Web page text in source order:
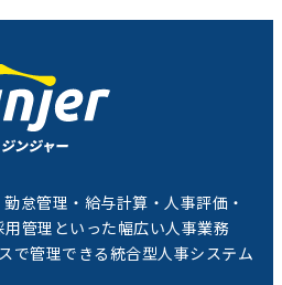
怠管理・給与計算・人事評価・
管理といった幅広い人事業務
で管理できる統合型人事システム